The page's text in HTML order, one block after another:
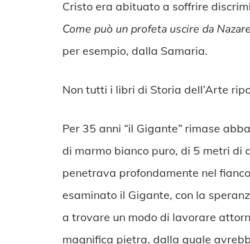
Cristo era abituato a soffrire
Come può un profeta uscire da
per esempio, dalla Samaria.
Non tutti i libri di Storia dell’Arte
Per 35 anni “il Gigante” rimase
di marmo bianco puro, di 5 metri di
penetrava profondamente nel
esaminato il Gigante, con la
a trovare un modo di lavorare
magnifica pietra, dalla quale